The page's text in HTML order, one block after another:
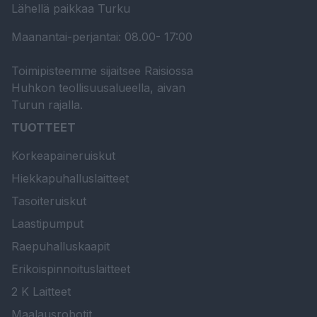
Lähellä paikkaa Turku
Maanantai-perjantai: 08.00- 17:00
Toimipisteemme sijaitsee Raisiossa
Huhkon teollisuusalueella, aivan
Turun rajalla.
TUOTTEET
Korkeapaineruiskut
Hiekkapuhalluslaitteet
Tasoiteruiskut
Laastipumput
Raepuhalluskaapit
Erikoispinnoituslaitteet
2 K Laitteet
Maalausrobotit